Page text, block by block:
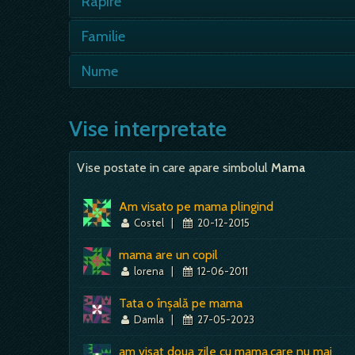
... in fata televizorului, atunci cand
Familie
persoane, fuga de singuratate,
Nume
nume, daca sunt cunoscute, rolul lor
atentie; trebuie verificat si termenul
Vise interpretate
Vise postate in care apare simbolul Mama
Am visato pe mama plingind
Costel | 20-12-2015
mama are un copil
lorena | 12-06-2011
Tata o înșală pe mama
Damla | 27-05-2023
am visat doua zile cu mama,care nu mai